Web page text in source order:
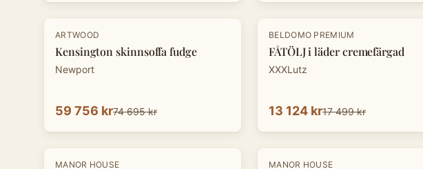
-20%
ARTWOOD
Kensington skinnsoffa fudge
Newport
59 756 kr74 695 kr
-25 %
BELDOMO PREMIUM
FÅTÖLJ i läder cremefärgad
XXXLutz
13 124 kr17 499 kr
-10 %
MANOR HOUSE -10 %
MANOR HOUSE